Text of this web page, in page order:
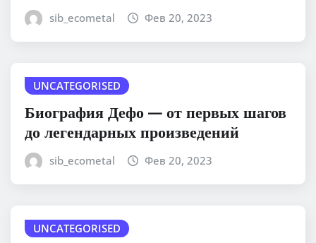
sib_ecometal Фев 20, 2023
UNCATEGORISED
Биография Дефо — от первых шагов
до легендарных произведений
sib_ecometal Фев 20, 2023
UNCATEGORISED